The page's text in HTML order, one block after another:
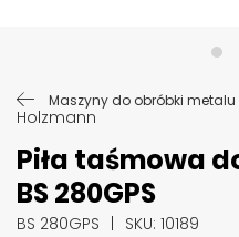
BS 280GPS SKU: 10189
Maszyny do obróbki metalu
Piła taśmowa
BS 280GPS
Holzmann